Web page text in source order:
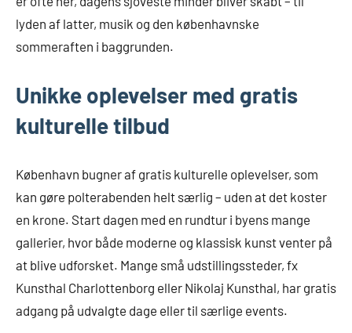
lyden af latter, musik og den københavnske
sommeraften i baggrunden.
Unikke oplevelser med gratis
kulturelle tilbud
København bugner af gratis kulturelle oplevelser, som
kan gøre polterabenden helt særlig – uden at det koster
en krone. Start dagen med en rundtur i byens mange
gallerier, hvor både moderne og klassisk kunst venter på
at blive udforsket. Mange små udstillingssteder, fx
Kunsthal Charlottenborg eller Nikolaj Kunsthal, har gratis
adgang på udvalgte dage eller til særlige events.